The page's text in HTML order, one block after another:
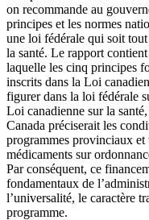
on recommande au
principes et les normes
une loi fédérale qui soit
la santé. Le rapport
laquelle les cinq principes
inscrits dans la Loi
figurer dans la loi fédérale
Loi canadienne sur la
Canada préciserait les
programmes provinciaux et
médicaments sur
Par conséquent, ce
fondamentaux de
l’universalité, le caractère
programme.